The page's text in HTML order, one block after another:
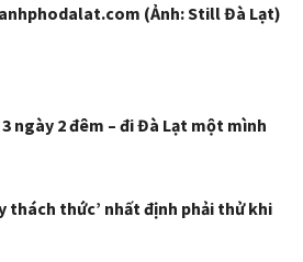
(Ảnh: Still Đà Lạt)
ngày 2 đêm – đi Đà Lạt một mình
thách thức’ nhất định phải thử khi